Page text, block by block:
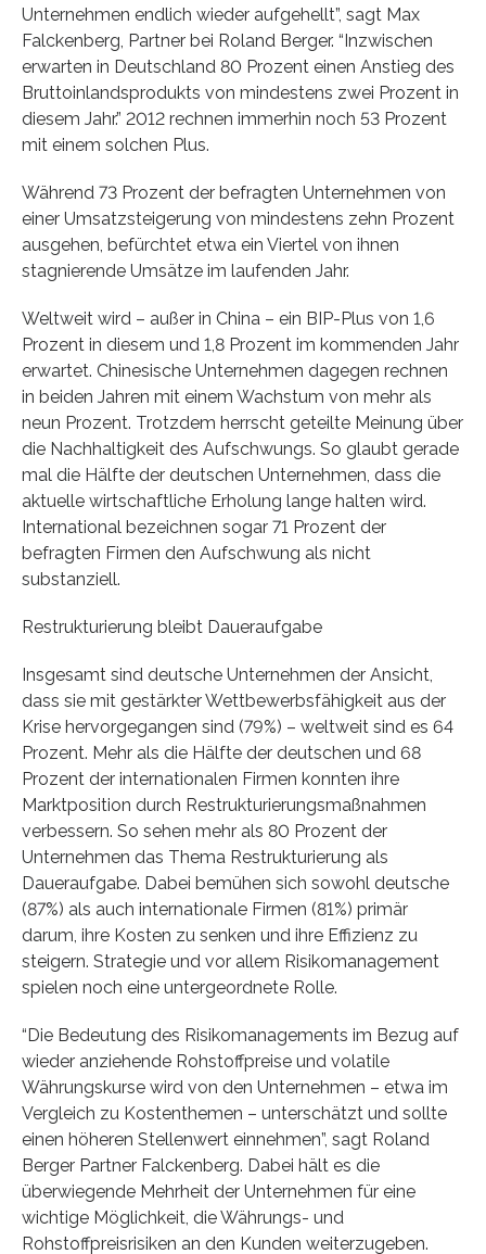
Unternehmen endlich wieder aufgehellt”, sagt Max
Falckenberg, Partner bei Roland Berger. “Inzwischen
erwarten in Deutschland 80 Prozent einen Anstieg des
Bruttoinlandsprodukts von mindestens zwei Prozent in
diesem Jahr.” 2012 rechnen immerhin noch 53 Prozent
mit einem solchen Plus.
Während 73 Prozent der befragten Unternehmen von
einer Umsatzsteigerung von mindestens zehn Prozent
ausgehen, befürchtet etwa ein Viertel von ihnen
stagnierende Umsätze im laufenden Jahr.
Weltweit wird – außer in China – ein BIP-Plus von 1,6
Prozent in diesem und 1,8 Prozent im kommenden Jahr
erwartet. Chinesische Unternehmen dagegen rechnen
in beiden Jahren mit einem Wachstum von mehr als
neun Prozent. Trotzdem herrscht geteilte Meinung über
die Nachhaltigkeit des Aufschwungs. So glaubt gerade
mal die Hälfte der deutschen Unternehmen, dass die
aktuelle wirtschaftliche Erholung lange halten wird.
International bezeichnen sogar 71 Prozent der
befragten Firmen den Aufschwung als nicht
substanziell.
Restrukturierung bleibt Daueraufgabe
Insgesamt sind deutsche Unternehmen der Ansicht,
dass sie mit gestärkter Wettbewerbsfähigkeit aus der
Krise hervorgegangen sind (79%) – weltweit sind es 64
Prozent. Mehr als die Hälfte der deutschen und 68
Prozent der internationalen Firmen konnten ihre
Marktposition durch Restrukturierungsmaßnahmen
verbessern. So sehen mehr als 80 Prozent der
Unternehmen das Thema Restrukturierung als
Daueraufgabe. Dabei bemühen sich sowohl deutsche
(87%) als auch internationale Firmen (81%) primär
darum, ihre Kosten zu senken und ihre Effizienz zu
steigern. Strategie und vor allem Risikomanagement
spielen noch eine untergeordnete Rolle.
“Die Bedeutung des Risikomanagements im Bezug auf
wieder anziehende Rohstoffpreise und volatile
Währungskurse wird von den Unternehmen – etwa im
Vergleich zu Kostenthemen – unterschätzt und sollte
einen höheren Stellenwert einnehmen”, sagt Roland
Berger Partner Falckenberg. Dabei hält es die
überwiegende Mehrheit der Unternehmen für eine
wichtige Möglichkeit, die Währungs- und
Rohstoffpreisrisiken an den Kunden weiterzugeben.